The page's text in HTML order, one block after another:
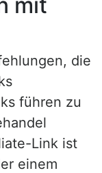
die
führen zu
Link ist
einem